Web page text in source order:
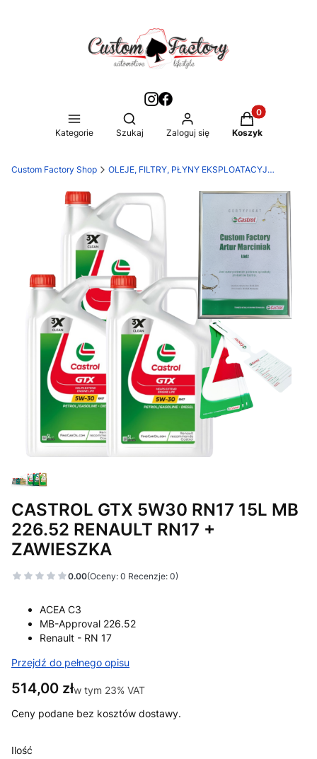
Kategorie
Otwórz wyszukiwarkę
Szukaj Zaloguj się
Produkty w
Koszyk
Custom Factory Shop OLEJE, FILTRY, PŁYNY EKSPLOATACYJNE
CASTROL GTX 5W30 RN17 15L MB
226.52 RENAULT RN17 +
ZAWIESZKA
0.00(Oceny: 0 Recenzje: 0)
ACEA C3
MB-Approval 226.52
Renault - RN 17
Przejdź do pełnego opisu
Cena
514,00 złw tym 23% VAT
w tym 23% VAT
Ceny podane bez kosztów dostawy.
Ilość